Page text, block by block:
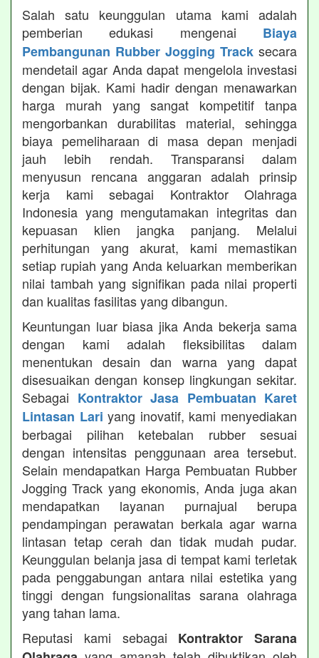
Salah satu keunggulan utama kami adalah
pemberian edukasi mengenai Biaya
Pembangunan Rubber Jogging Track secara
mendetail agar Anda dapat mengelola investasi
dengan bijak. Kami hadir dengan menawarkan
harga murah yang sangat kompetitif tanpa
mengorbankan durabilitas material, sehingga
biaya pemeliharaan di masa depan menjadi
jauh lebih rendah. Transparansi dalam
menyusun rencana anggaran adalah prinsip
kerja kami sebagai Kontraktor Olahraga
Indonesia yang mengutamakan integritas dan
kepuasan klien jangka panjang. Melalui
perhitungan yang akurat, kami memastikan
setiap rupiah yang Anda keluarkan memberikan
nilai tambah yang signifikan pada nilai properti
dan kualitas fasilitas yang dibangun.
Keuntungan luar biasa jika Anda bekerja sama
dengan kami adalah fleksibilitas dalam
menentukan desain dan warna yang dapat
disesuaikan dengan konsep lingkungan sekitar.
Sebagai Kontraktor Jasa Pembuatan Karet
Lintasan Lari yang inovatif, kami menyediakan
berbagai pilihan ketebalan rubber sesuai
dengan intensitas penggunaan area tersebut.
Selain mendapatkan Harga Pembuatan Rubber
Jogging Track yang ekonomis, Anda juga akan
mendapatkan layanan purnajual berupa
pendampingan perawatan berkala agar warna
lintasan tetap cerah dan tidak mudah pudar.
Keunggulan belanja jasa di tempat kami terletak
pada penggabungan antara nilai estetika yang
tinggi dengan fungsionalitas sarana olahraga
yang tahan lama.
Reputasi kami sebagai Kontraktor Sarana